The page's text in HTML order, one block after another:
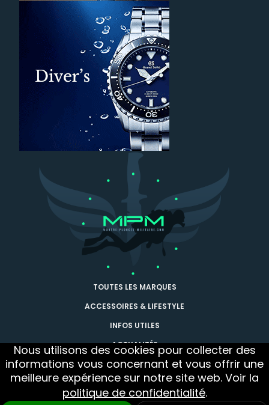
Nous utilisons des cookies pour collecter des
informations vous concernant et vous offrir une
meilleure expérience sur notre site web. Voir la
politique de confidentialité.
TOUTES LES MARQUES
ACCESSOIRES & LIFESTYLE
INFOS UTILES
ACTUALITÉS
CONTACT
Nous suivre
Newsletter